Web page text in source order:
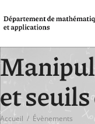
et
Accueil / Évènements